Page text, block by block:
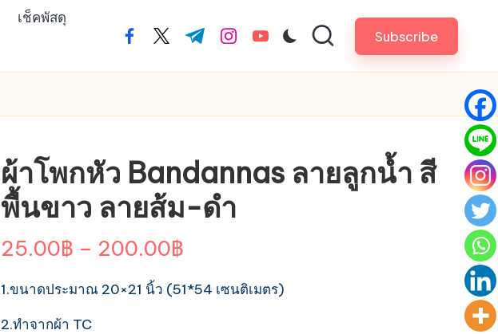
เช็คพัสดุ
facebook.com
twitter.com
t.me instagram.com
youtube.com Subscribe
ผ้าโพกหัว Bandannas ลายลูกน้ำ สี
พื้นขาว ลายส้ม-ดำ
25.00฿ – 200.00฿
range:
1.ขนาดประมาณ 20×21 นิ้ว (51*54 เซนติเมตร)
2.ทำจากผ้า TC